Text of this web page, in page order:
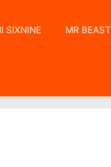
SIXNINE MR BEAST